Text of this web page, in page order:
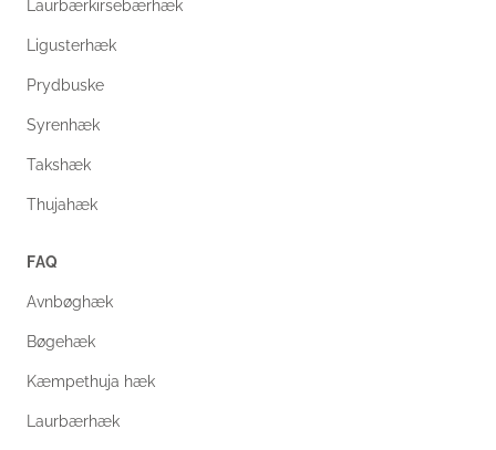
Laurbærkirsebærhæk
Ligusterhæk
Prydbuske
Syrenhæk
Takshæk
Thujahæk
FAQ
Avnbøghæk
Bøgehæk
Kæmpethuja hæk
Laurbærhæk